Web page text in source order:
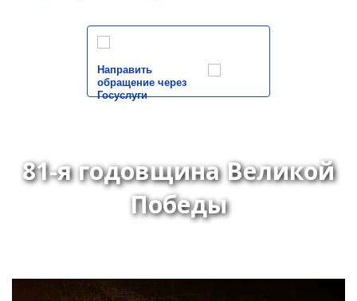
Направить
обращение через
Госуслуги
81-я годовщина Великой
Победы